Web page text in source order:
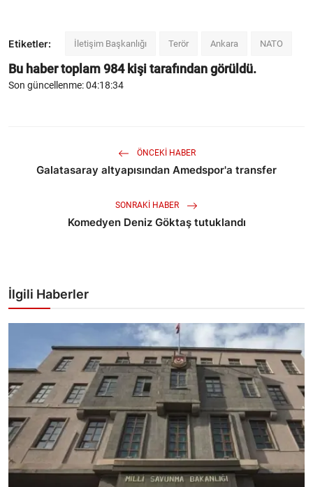
Etiketler: İletişim Başkanlığı Terör Ankara NATO
Bu haber toplam984kişi tarafından görüldü.
Son güncellenme: 04:18:34
ÖNCEKI HABER
Galatasaray altyapısından Amedspor'a transfer
SONRAKI HABER
Komedyen Deniz Göktaş tutuklandı
İlgili Haberler